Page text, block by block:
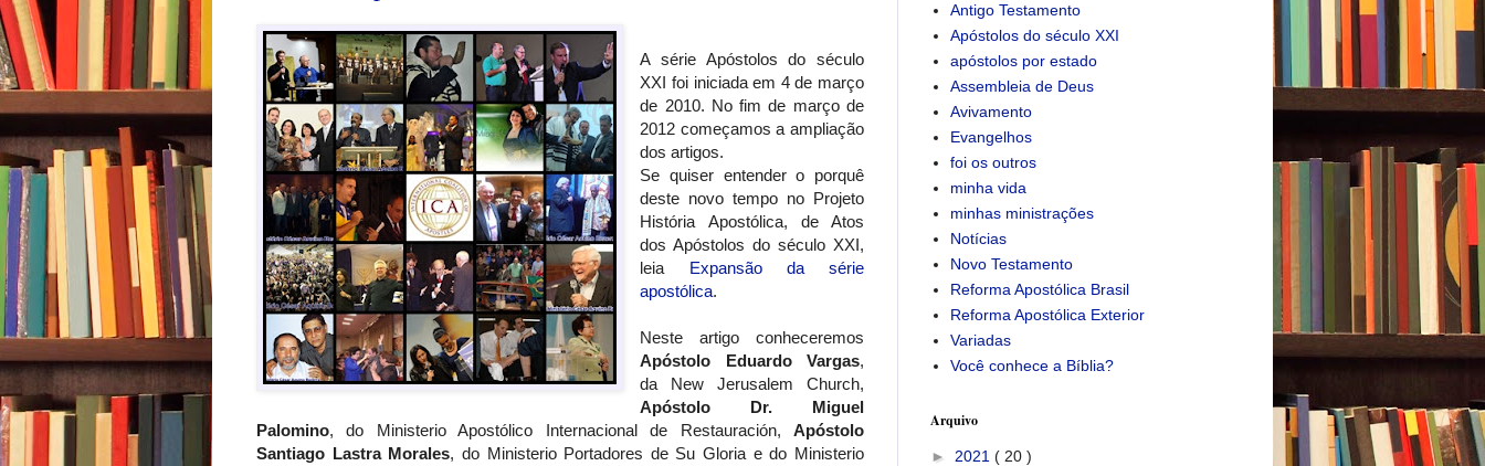
A série Apóstolos do século
XXI foi iniciada em 4 de março
de 2010. No fim de março de
2012 começamos a ampliação
dos artigos.
Se quiser entender o porquê
deste novo tempo no Projeto
História Apostólica, de Atos
dos Apóstolos do século XXI,
leia Expansão da série
apostólica.
Neste artigo conheceremos
Apóstolo Eduardo Vargas,
da New Jerusalem Church,
Apóstolo Dr. Miguel
Palomino, do Ministerio Apostólico Internacional de Restauración, Apóstolo
Santiago Lastra Morales, do Ministerio Portadores de Su Gloria e do Ministerio
Antigo Testamento
Apóstolos do século XXI
apóstolos por estado
Assembleia de Deus
Avivamento
Evangelhos
foi os outros
minha vida
minhas ministrações
Notícias
Novo Testamento
Reforma Apostólica Brasil
Reforma Apostólica Exterior
Variadas
Você conhece a Bíblia?
Arquivo
► 2021 ( 20 )